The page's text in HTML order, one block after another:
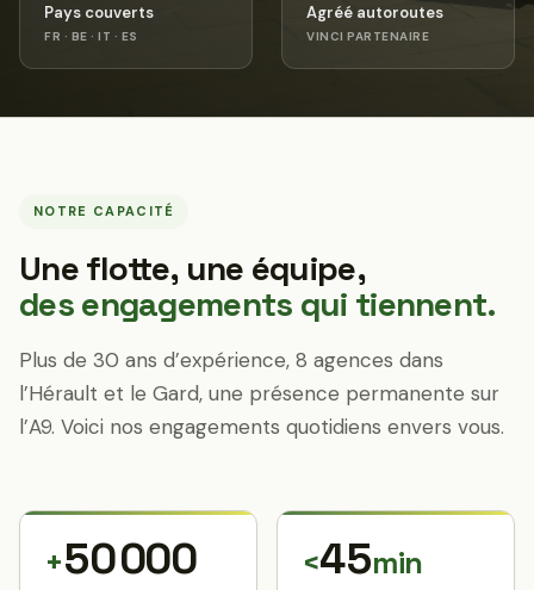
Pays couverts
FR · BE · IT · ES
Agréé autoroutes
VINCI PARTENAIRE
NOTRE CAPACITÉ
Une flotte, une équipe,
des engagements qui tiennent.
Plus de 30 ans d’expérience, 8 agences dans
l’Hérault et le Gard, une présence permanente sur
l’A9. Voici nos engagements quotidiens envers vous.
+50 000 <45min